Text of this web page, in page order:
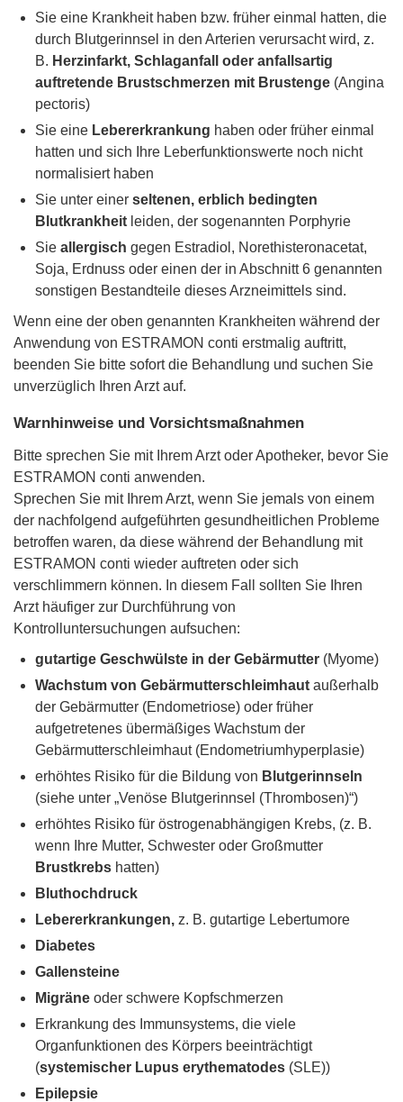
Sie eine Krankheit haben bzw. früher einmal hatten, die
durch Blutgerinnsel in den Arterien verursacht wird, z.
B. Herzinfarkt, Schlaganfall oder anfallsartig
auftretende Brustschmerzen mit Brustenge (Angina
pectoris)
Sie eine Lebererkrankung haben oder früher einmal
hatten und sich Ihre Leberfunktionswerte noch nicht
normalisiert haben
Sie unter einer seltenen, erblich bedingten
Blutkrankheit leiden, der sogenannten Porphyrie
Sie allergisch gegen Estradiol, Norethisteronacetat,
Soja, Erdnuss oder einen der in Abschnitt 6 genannten
sonstigen Bestandteile dieses Arzneimittels sind.
Wenn eine der oben genannten Krankheiten während der
Anwendung von ESTRAMON conti erstmalig auftritt,
beenden Sie bitte sofort die Behandlung und suchen Sie
unverzüglich Ihren Arzt auf.
Warnhinweise und Vorsichtsmaßnahmen
Bitte sprechen Sie mit Ihrem Arzt oder Apotheker, bevor Sie
ESTRAMON conti anwenden.
Sprechen Sie mit Ihrem Arzt, wenn Sie jemals von einem
der nachfolgend aufgeführten gesundheitlichen Probleme
betroffen waren, da diese während der Behandlung mit
ESTRAMON conti wieder auftreten oder sich
verschlimmern können. In diesem Fall sollten Sie Ihren
Arzt häufiger zur Durchführung von
Kontrolluntersuchungen aufsuchen:
gutartige Geschwülste in der Gebärmutter (Myome)
Wachstum von Gebärmutterschleimhaut außerhalb
der Gebärmutter (Endometriose) oder früher
aufgetretenes übermäßiges Wachstum der
Gebärmutterschleimhaut (Endometriumhyperplasie)
erhöhtes Risiko für die Bildung von Blutgerinnseln
(siehe unter „Venöse Blutgerinnsel (Thrombosen)“)
erhöhtes Risiko für östrogenabhängigen Krebs, (z. B.
wenn Ihre Mutter, Schwester oder Großmutter
Brustkrebs hatten)
Bluthochdruck
Lebererkrankungen, z. B. gutartige Lebertumore
Diabetes
Gallensteine
Migräne oder schwere Kopfschmerzen
Erkrankung des Immunsystems, die viele
Organfunktionen des Körpers beeinträchtigt
(systemischer Lupus erythematodes (SLE))
Epilepsie